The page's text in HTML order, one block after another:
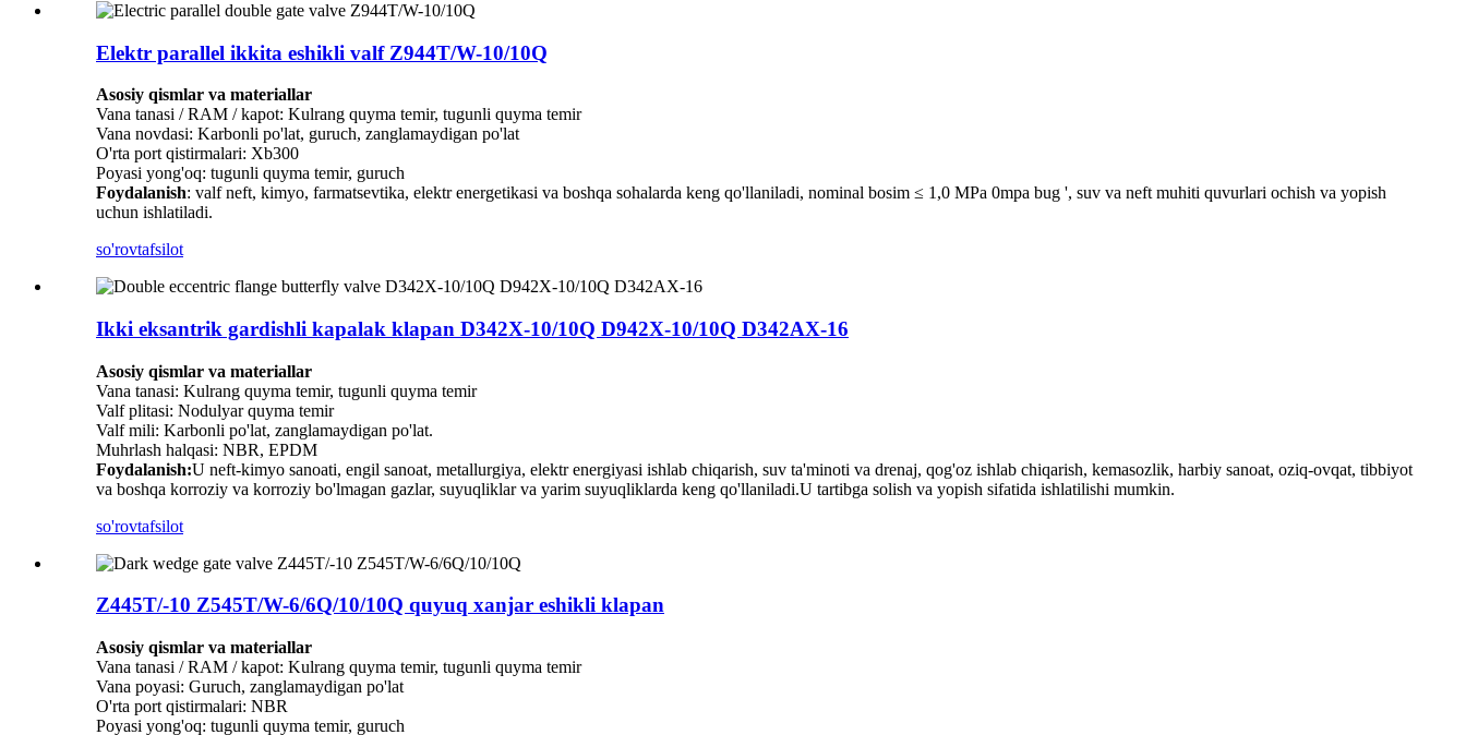
Elektr parallel ikkita eshikli valf Z944T/W-10/10Q
Asosiy qismlar va materiallar
Vana tanasi / RAM / kapot: Kulrang quyma temir, tugunli quyma temir
Vana novdasi: Karbonli po'lat, guruch, zanglamaydigan po'lat
O'rta port qistirmalari: Xb300
Poyasi yong'oq: tugunli quyma temir, guruch
Foydalanish: valf neft, kimyo, farmatsevtika, elektr energetikasi va boshqa sohalarda keng qo'llaniladi, nominal bosim ≤ 1,0 MPa 0mpa bug ', suv va neft muhiti quvurlari ochish va yopish
uchun ishlatiladi.
so'rovtafsilot
Ikki eksantrik gardishli kapalak klapan D342X-10/10Q D942X-10/10Q D342AX-16
Asosiy qismlar va materiallar
Vana tanasi: Kulrang quyma temir, tugunli quyma temir
Valf plitasi: Nodulyar quyma temir
Valf mili: Karbonli po'lat, zanglamaydigan po'lat.
Muhrlash halqasi: NBR, EPDM
Foydalanish:U neft-kimyo sanoati, engil sanoat, metallurgiya, elektr energiyasi ishlab chiqarish, suv ta'minoti va drenaj, qog'oz ishlab chiqarish, kemasozlik, harbiy sanoat, oziq-ovqat, tibbiyot
va boshqa korroziy va korroziy bo'lmagan gazlar, suyuqliklar va yarim suyuqliklarda keng qo'llaniladi.U tartibga solish va yopish sifatida ishlatilishi mumkin.
so'rovtafsilot
Z445T/-10 Z545T/W-6/6Q/10/10Q quyuq xanjar eshikli klapan
Asosiy qismlar va materiallar
Vana tanasi / RAM / kapot: Kulrang quyma temir, tugunli quyma temir
Vana poyasi: Guruch, zanglamaydigan po'lat
O'rta port qistirmalari: NBR
Poyasi yong'oq: tugunli quyma temir, guruch